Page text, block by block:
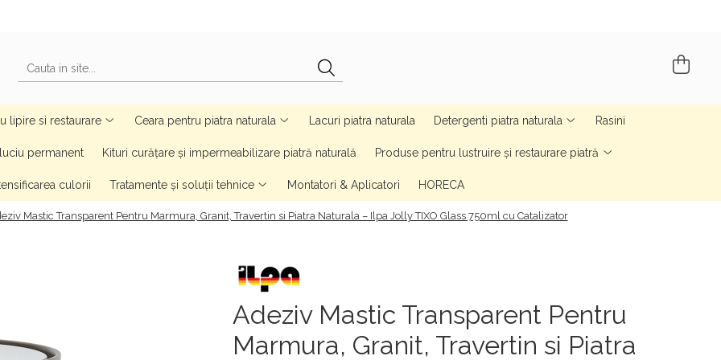
lipire si restaurare Ceara pentru piatra naturala Lacuri piatra naturala Detergenti piatra naturala Rasini
permanent Kituri curățare și impermeabilizare piatră naturală Produse pentru lustruire și restaurare piatră
culorii Tratamente și soluții tehnice Montatori & Aplicatori HORECA
Mastic Transparent Pentru Marmura, Granit, Travertin si Piatra Naturala – Ilpa Jolly TIXO Glass 750ml cu Catalizator
Adeziv Mastic Transparent Pentru
Marmura, Granit, Travertin si Piatra